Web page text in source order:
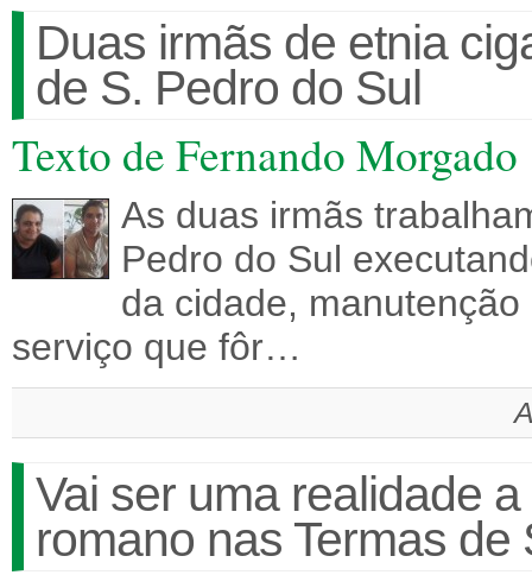
Duas irmãs de etnia
de S. Pedro do Sul
Texto de Fernando Morgado
As duas irmãs
Pedro do Sul
da cidade,
serviço que fôr…
Vai ser uma realidade
romano nas Termas de